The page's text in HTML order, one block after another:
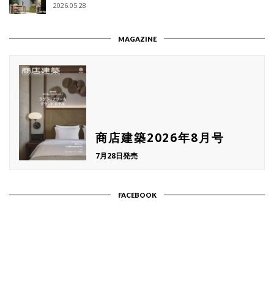
2026.05.28
MAGAZINE
商店建築2026年8月号
7月28日発売
FACEBOOK